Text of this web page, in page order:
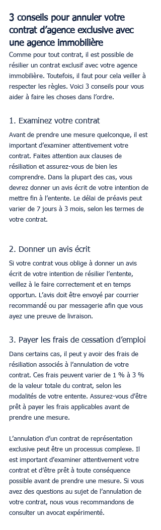
3 conseils pour annuler votre
contrat d’agence exclusive avec
une agence immobilière
Comme pour tout contrat, il est possible de
résilier un contrat exclusif avec votre agence
immobilière. Toutefois, il faut pour cela veiller à
respecter les règles. Voici 3 conseils pour vous
aider à faire les choses dans l’ordre.
1. Examinez votre contrat
Avant de prendre une mesure quelconque, il est
important d’examiner attentivement votre
contrat. Faites attention aux clauses de
résiliation et assurez-vous de bien les
comprendre. Dans la plupart des cas, vous
devrez donner un avis écrit de votre intention de
mettre fin à l’entente. Le délai de préavis peut
varier de 7 jours à 3 mois, selon les termes de
votre contrat.
2. Donner un avis écrit
Si votre contrat vous oblige à donner un avis
écrit de votre intention de résilier l’entente,
veillez à le faire correctement et en temps
opportun. L’avis doit être envoyé par courrier
recommandé ou par messagerie afin que vous
ayez une preuve de livraison.
3. Payer les frais de cessation d’emploi
Dans certains cas, il peut y avoir des frais de
résiliation associés à l’annulation de votre
contrat. Ces frais peuvent varier de 1 % à 3 %
de la valeur totale du contrat, selon les
modalités de votre entente. Assurez-vous d’être
prêt à payer les frais applicables avant de
prendre une mesure.
L’annulation d’un contrat de représentation
exclusive peut être un processus complexe. Il
est important d’examiner attentivement votre
contrat et d’être prêt à toute conséquence
possible avant de prendre une mesure. Si vous
avez des questions au sujet de l’annulation de
votre contrat, nous vous recommandons de
consulter un avocat expérimenté.